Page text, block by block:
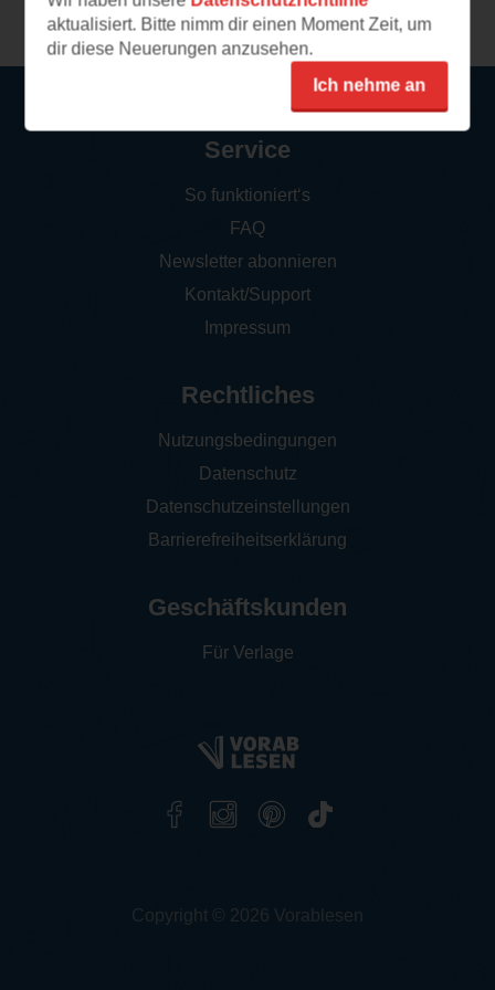
aktualisiert. Bitte nimm dir einen Moment Zeit, um
dir diese Neuerungen anzusehen.
Ich nehme an
Service
So funktioniert‘s
FAQ
Newsletter abonnieren
Kontakt/Support
Impressum
Rechtliches
Nutzungsbedingungen
Datenschutz
Datenschutzeinstellungen
Barrierefreiheitserklärung
Geschäftskunden
Für Verlage
Copyright © 2026 Vorablesen